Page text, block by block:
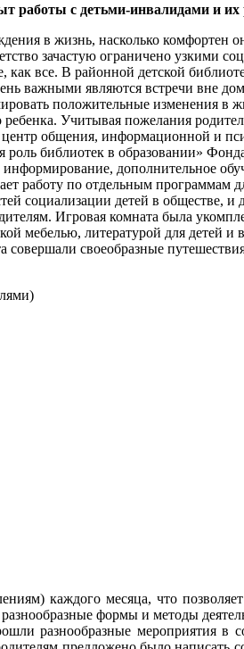
с детьми-инвалидами и их
в жизнь, насколько комфортен
зачастую ограничено узкими
все. В районной детской
важными являются встречи вне
положительные изменения
Учитывая пожелания
общения, информационной и
роль библиотек в образовании»
информирование, дополнительное
работу по отдельным программам
социализации детей в обществе, и
Игровая комната была
мебелью, литературой для детей
своеобразные
каждого месяца, что
формы и методы
разнообразные мероприятия в